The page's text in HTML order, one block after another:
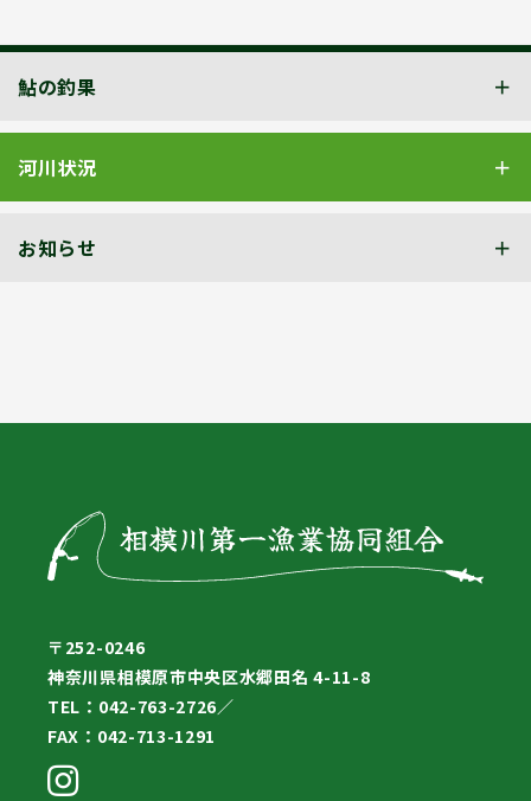
鮎の釣果
河川状況
お知らせ
〒252-0246
神奈川県相模原市中央区水郷田名 4-11-8
TEL：042-763-2726／
FAX：042-713-1291